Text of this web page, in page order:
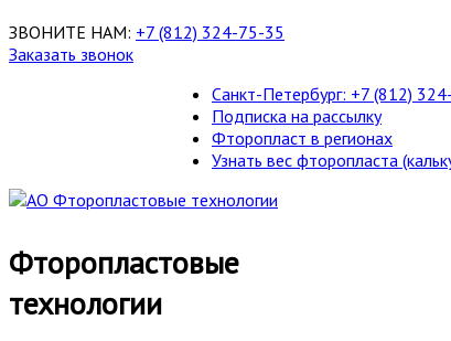
ЗВОНИТЕ НАМ: +7 (812) 324-75-35
Заказать звонок
Санкт-Петербург: +7 (812)
Подписка на рассылку
Фторопласт в регионах
Узнать вес фторопласта
Фторопластовые
технологии